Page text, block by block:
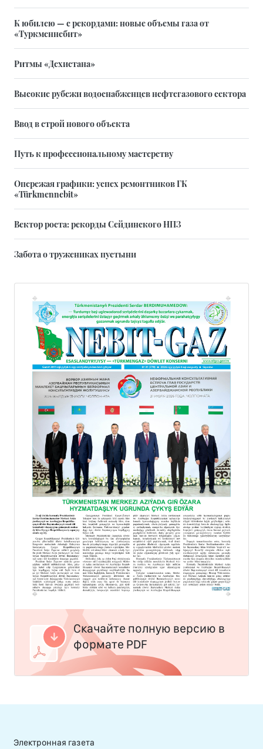
К юбилею — с рекордами: новые объемы газа от
«Туркменнебит»
Ритмы «Дехистана»
Высокие рубежи водоснабженцев нефтегазового сектора
Ввод в строй нового объекта
Путь к профессиональному мастерству
Опережая графики: успех ремонтников ГК
«Türkmennebit»
Вектор роста: рекорды Сейдинского НПЗ
Забота о тружениках пустыни
Скачайте полную версию в
формате PDF
Электронная газета